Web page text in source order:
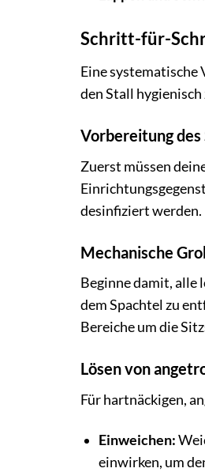
Schritt-für-
Eine systematische
den Stall hygienisch
Vorbereitung des
Zuerst müssen
desinfiziert werden.
Mechanische
Beginne damit, alle
dem Spachtel zu
Bereiche um die
Lösen von
Für hartnäckigen,
Einweichen:
einwirken, um